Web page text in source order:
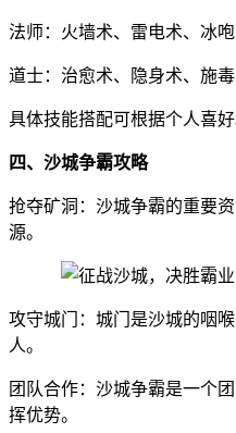
法师：火墙术、雷电术、冰咆
道士：治愈术、隐身术、施毒
具体技能搭配可根据个人喜
四、沙城争霸攻略
抢夺矿洞：沙城争霸的重要
源。
攻守城门：城门是沙城的咽
人。
团队合作：沙城争霸是一个
挥优势。